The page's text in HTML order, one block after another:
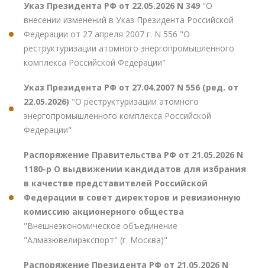
Указ Президента РФ от 22.05.2026 N 349 "О
внесении изменений в Указ Президента Российской
Федерации от 27 апреля 2007 г. N 556 "О
реструктуризации атомного энергопромышленного
комплекса Российской Федерации"
Указ Президента РФ от 27.04.2007 N 556 (ред. от
22.05.2026) "О реструктуризации атомного
энергопромышленного комплекса Российской
Федерации"
Распоряжение Правительства РФ от 21.05.2026 N
1180-р О выдвижении кандидатов для избрания
в качестве представителей Российской
Федерации в совет директоров и ревизионную
комиссию акционерного общества
"Внешнеэкономическое объединение
"Алмазювелирэкспорт" (г. Москва)"
Распоряжение Президента РФ от 21.05.2026 N